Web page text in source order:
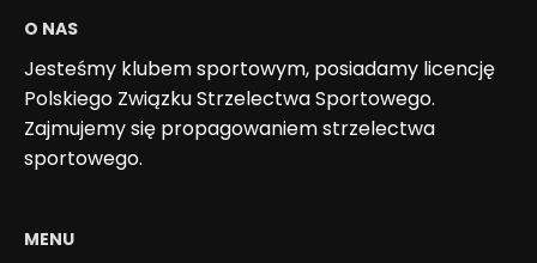
O NAS
Jesteśmy klubem sportowym, posiadamy licencję
Polskiego Związku Strzelectwa Sportowego.
Zajmujemy się propagowaniem strzelectwa
sportowego.
MENU